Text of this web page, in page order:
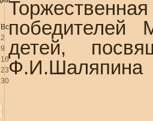
Вс
2
9
16
23
30
победителей
детей,
Ф.И.Шаляпина